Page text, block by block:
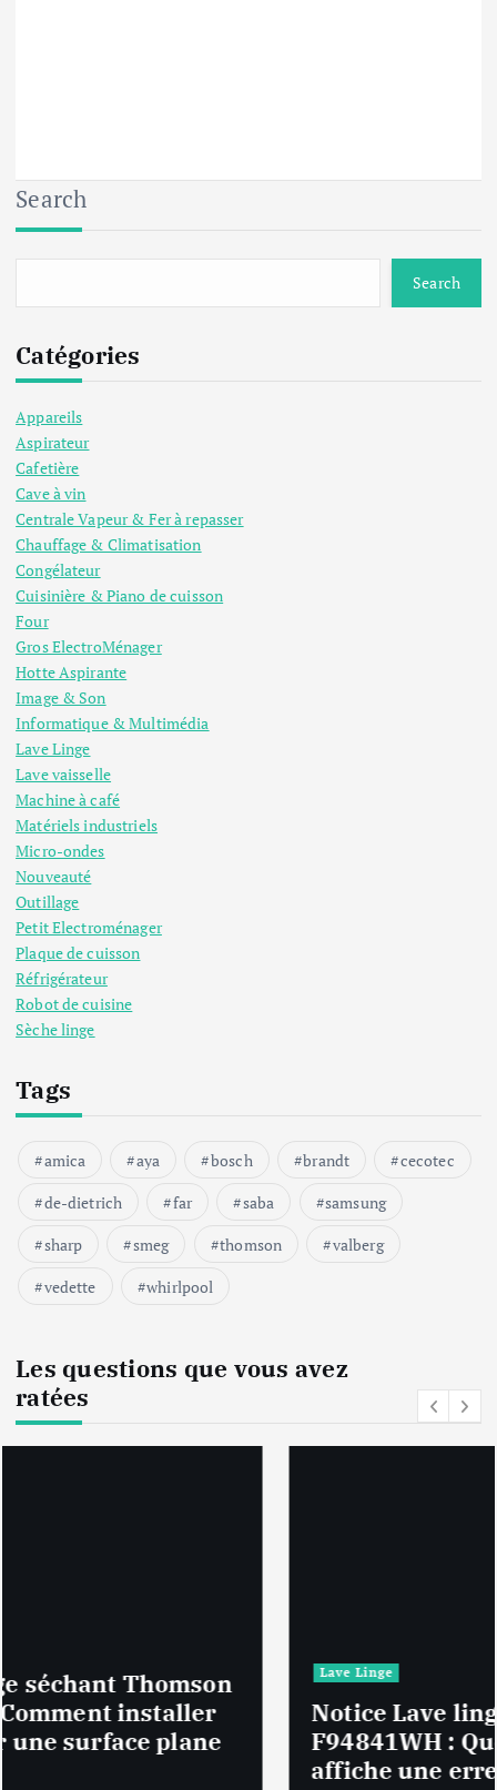
Search
Search
Catégories
Appareils
Aspirateur
Cafetière
Cave à vin
Centrale Vapeur & Fer à repasser
Chauffage & Climatisation
Congélateur
Cuisinière & Piano de cuisson
Four
Gros ElectroMénager
Hotte Aspirante
Image & Son
Informatique & Multimédia
Lave Linge
Lave vaisselle
Machine à café
Matériels industriels
Micro-ondes
Nouveauté
Outillage
Petit Electroménager
Plaque de cuisson
Réfrigérateur
Robot de cuisine
Sèche linge
Tags
amica aya bosch brandt
cecotec
de-dietrich
far saba
samsung
sharp
smeg thomson
valberg
vedette
whirlpool
Les questions que vous avez
ratées
Lave Linge
Notice Lave linge F94841WH LG
F94841WH : Que faire si la machine
affiche une erreur inconnue ?